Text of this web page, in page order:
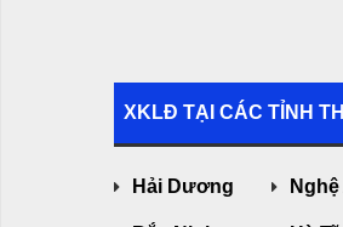
XKLĐ TẠI CÁC TỈNH
Hải Dương